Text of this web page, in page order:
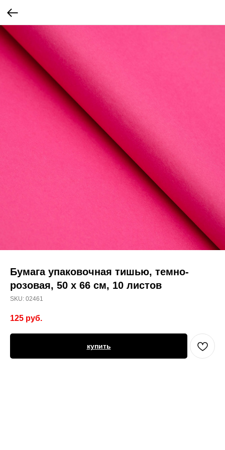
Бумага упаковочная тишью, темно-
розовая, 50 х 66 см, 10 листов
SKU: 02461
125 руб.
купить